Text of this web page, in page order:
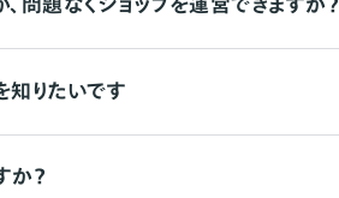
知りたいです
か？